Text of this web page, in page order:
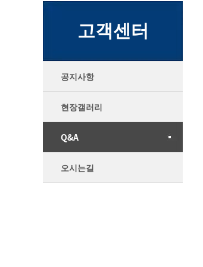
고객센터
공지사항
현장갤러리
Q&A
오시는길